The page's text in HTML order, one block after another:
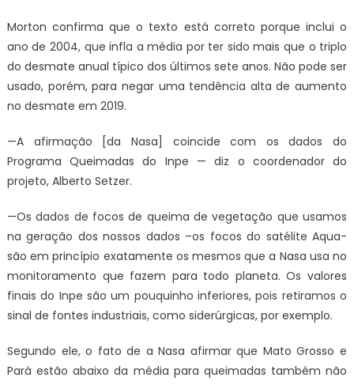
Morton confirma que o texto está correto porque inclui o
ano de 2004, que infla a média por ter sido mais que o triplo
do desmate anual típico dos últimos sete anos. Não pode ser
usado, porém, para negar uma tendência alta de aumento
no desmate em 2019.
—A afirmação [da Nasa] coincide com os dados do
Programa Queimadas do Inpe — diz o coordenador do
projeto, Alberto Setzer.
—Os dados de focos de queima de vegetação que usamos
na geração dos nossos dados –os focos do satélite Aqua-
são em princípio exatamente os mesmos que a Nasa usa no
monitoramento que fazem para todo planeta. Os valores
finais do Inpe são um pouquinho inferiores, pois retiramos o
sinal de fontes industriais, como siderúrgicas, por exemplo.
Segundo ele, o fato de a Nasa afirmar que Mato Grosso e
Pará estão abaixo da média para queimadas também não